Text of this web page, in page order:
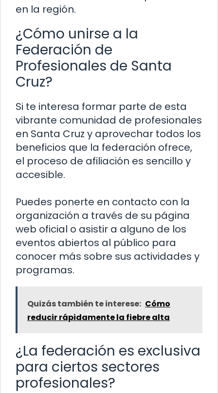
en la región.
¿Cómo unirse a la
Federación de
Profesionales de Santa
Cruz?
Si te interesa formar parte de esta
vibrante comunidad de profesionales
en Santa Cruz y aprovechar todos los
beneficios que la federación ofrece,
el proceso de afiliación es sencillo y
accesible.
Puedes ponerte en contacto con la
organización a través de su página
web oficial o asistir a alguno de los
eventos abiertos al público para
conocer más sobre sus actividades y
programas.
Quizás también te interese: Cómo
reducir rápidamente la fiebre alta
¿La federación es exclusiva
para ciertos sectores
profesionales?